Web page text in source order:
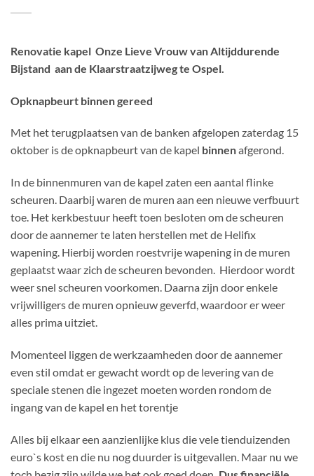
Renovatie kapel Onze Lieve Vrouw van Altijddurende
Bijstand aan de Klaarstraatzijweg te Ospel.
Opknapbeurt binnen gereed
Met het terugplaatsen van de banken afgelopen zaterdag 15
oktober is de opknapbeurt van de kapel binnenafgerond.
In de binnenmuren van de kapel zaten een aantal flinke
scheuren. Daarbij waren de muren aan een nieuwe verfbuurt
toe. Het kerkbestuur heeft toen besloten om de scheuren
door de aannemer te laten herstellen met de Helifix
wapening. Hierbij worden roestvrije wapening in de muren
geplaatst waar zich de scheuren bevonden. Hierdoor wordt
weer snel scheuren voorkomen. Daarna zijn door enkele
vrijwilligers de muren opnieuw geverfd, waardoor er weer
alles prima uitziet.
Momenteel liggen de werkzaamheden door de aannemer
even stil omdat er gewacht wordt op de levering van de
speciale stenen die ingezet moeten worden rondom de
ingang van de kapel en het torentje
Alles bij elkaar een aanzienlijke klus die vele tienduizenden
euro`s kost en die nu nog duurder is uitgevallen. Maar nu we